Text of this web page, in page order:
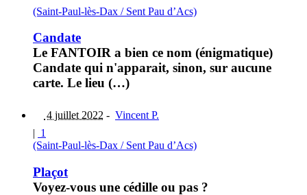
(Saint-Paul-lès-Dax / Sent Pau d’Acs)
Candate
Le FANTOIR a bien ce nom (énigmatique)
Candate qui n'apparait, sinon, sur aucune
carte. Le lieu (…)
4 juillet 2022 - Vincent P.
| 1
(Saint-Paul-lès-Dax / Sent Pau d’Acs)
Plaçot
Voyez-vous une cédille ou pas ?